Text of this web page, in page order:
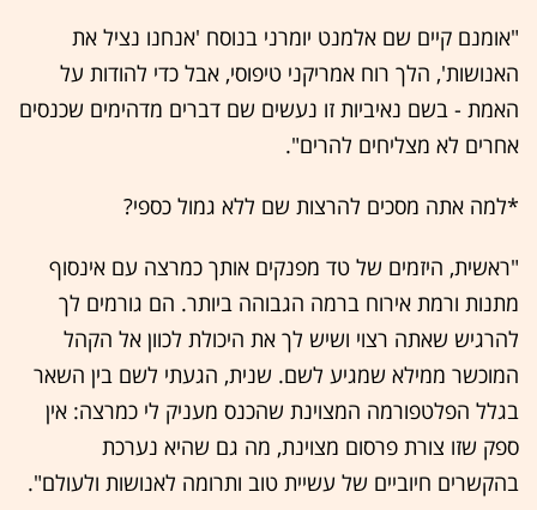
"אומנם קיים שם אלמנט יומרני בנוסח 'אנחנו נציל את
האנושות', הלך רוח אמריקני טיפוסי, אבל כדי להודות על
האמת - בשם נאיביות זו נעשים שם דברים מדהימים שכנסים
אחרים לא מצליחים להרים".
*למה אתה מסכים להרצות שם ללא גמול כספי?
"ראשית, היזמים של טד מפנקים אותך כמרצה עם אינסוף
מתנות ורמת אירוח ברמה הגבוהה ביותר. הם גורמים לך
להרגיש שאתה רצוי ושיש לך את היכולת לכוון אל הקהל
המוכשר ממילא שמגיע לשם. שנית, הגעתי לשם בין השאר
בגלל הפלטפורמה המצוינת שהכנס מעניק לי כמרצה: אין
ספק שזו צורת פרסום מצוינת, מה גם שהיא נערכת
בהקשרים חיוביים של עשיית טוב ותרומה לאנושות ולעולם".